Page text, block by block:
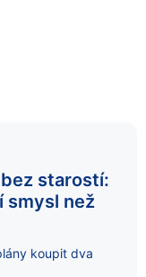
starostí:
smysl než
koupit dva